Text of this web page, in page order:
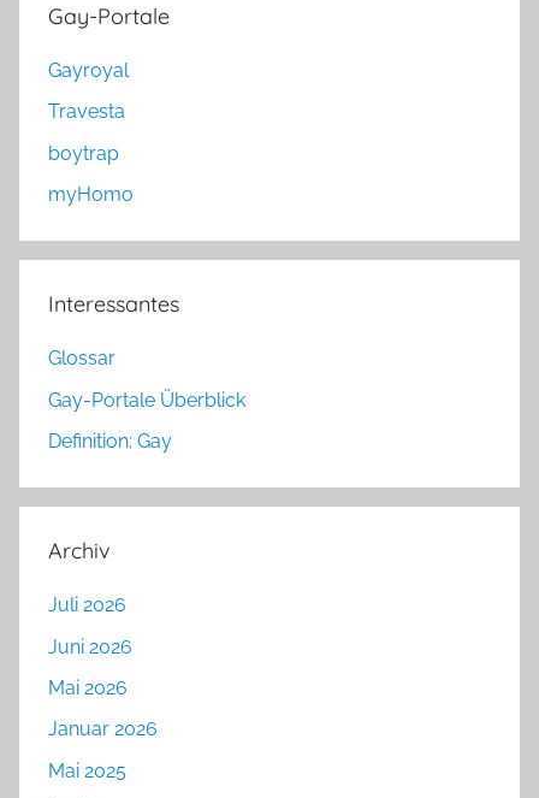
Gay-Portale
Gayroyal
Travesta
boytrap
myHomo
Interessantes
Glossar
Gay-Portale Überblick
Definition: Gay
Archiv
Juli 2026
Juni 2026
Mai 2026
Januar 2026
Mai 2025